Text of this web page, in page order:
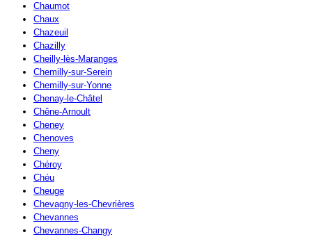
Chaumot
Chaux
Chazeuil
Chazilly
Cheilly-lès-Maranges
Chemilly-sur-Serein
Chemilly-sur-Yonne
Chenay-le-Châtel
Chêne-Arnoult
Cheney
Chenoves
Cheny
Chéroy
Chéu
Cheuge
Chevagny-les-Chevrières
Chevannes
Chevannes-Changy